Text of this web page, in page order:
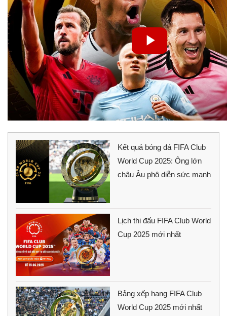
Kết quả bóng đá FIFA Club
World Cup 2025: Ông lớn
châu Âu phô diễn sức mạnh
Lịch thi đấu FIFA Club World
Cup 2025 mới nhất
Bảng xếp hạng FIFA Club
World Cup 2025 mới nhất